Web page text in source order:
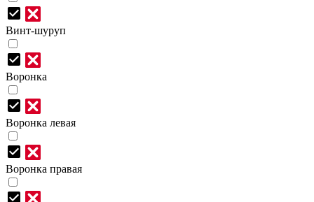
Винт-шуруп
Воронка
Воронка левая
Воронка правая